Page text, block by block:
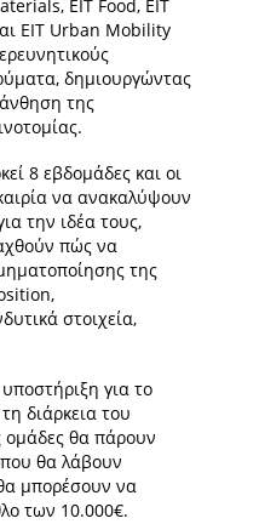
EIT Food, EIT
EIT Urban Mobility
δημιουργώντας
της
8 εβδομάδες και οι
να ανακαλύψουν
την ιδέα τους,
πώς να
της
στοιχεία,
για το
διάρκεια του
ομάδες θα πάρουν
θα λάβουν
μπορέσουν να
των 10.000€.